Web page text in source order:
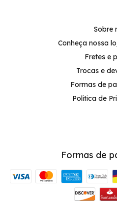
Sobre
Conheça nossa
Fretes e
Trocas e
Formas de
Politica de
Formas de